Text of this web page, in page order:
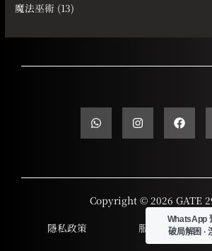
魔法巫術 (13)
Copyright © 2026 GATE
隱私政策
服務條款
WhatsApp
破局解困 ·